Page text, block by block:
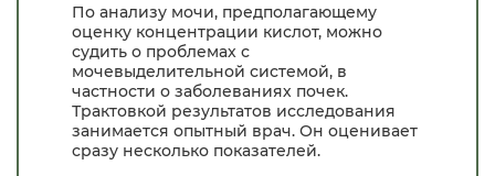
По анализу мочи, предполагающему
оценку концентрации кислот, можно
судить о проблемах с
мочевыделительной системой, в
частности о заболеваниях почек.
Трактовкой результатов исследования
занимается опытный врач. Он оценивает
сразу несколько показателей.